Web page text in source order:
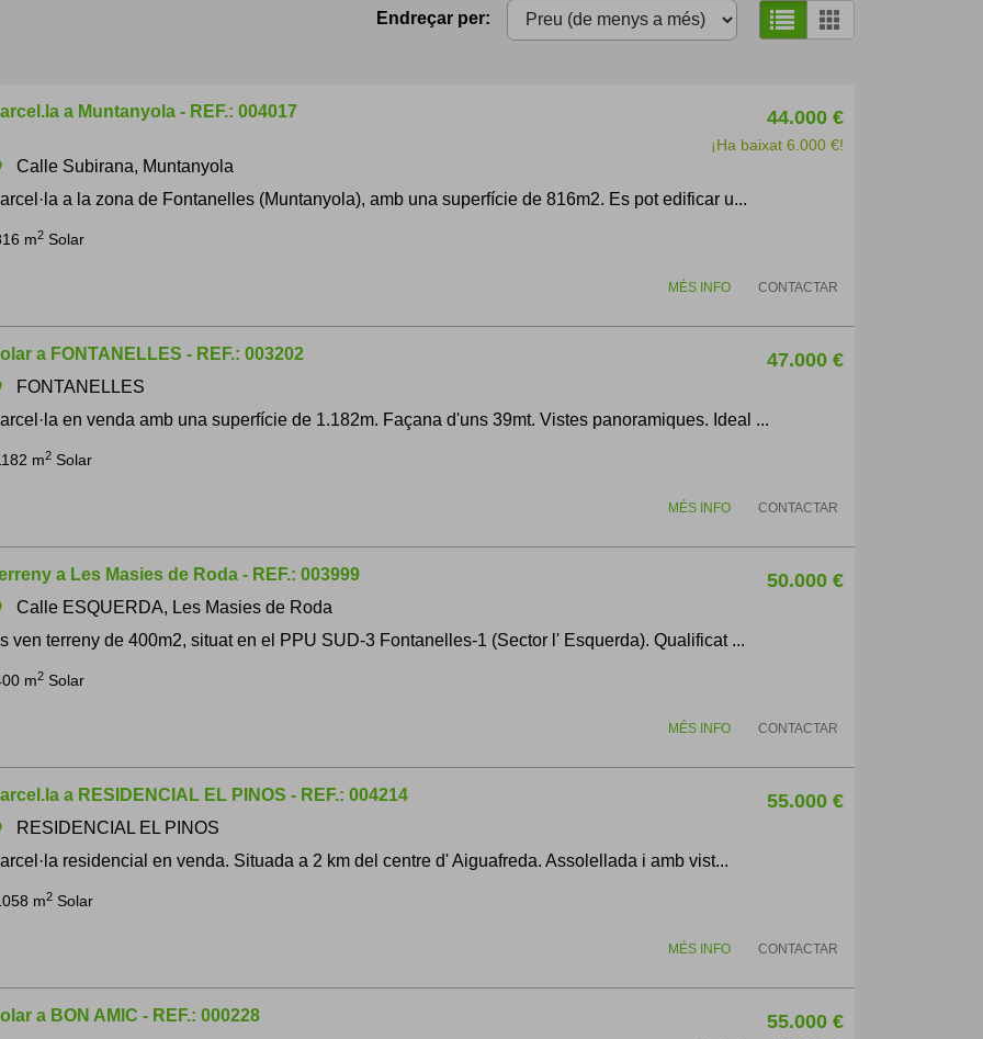
Endreçar per:
a Muntanyola - REF.: 004017 44.000 €
¡Ha baixat 6.000 €!
Calle Subirana, Muntanyola
a la zona de Fontanelles (Muntanyola), amb una superfície de 816m2. Es pot edificar u...
m2 Solar
CONTACTAR
MÉS INFO
a FONTANELLES - REF.: 003202 47.000 €
FONTANELLES
en venda amb una superfície de 1.182m. Façana d'uns 39mt. Vistes panoramiques. Ideal ...
m2 Solar
CONTACTAR
MÉS INFO
a Les Masies de Roda - REF.: 003999 50.000 €
Calle ESQUERDA, Les Masies de Roda
ven terreny de 400m2, situat en el PPU SUD-3 Fontanelles-1 (Sector l' Esquerda). Qualificat ...
m2 Solar
CONTACTAR
MÉS INFO
a RESIDENCIAL EL PINOS - REF.: 004214 55.000 €
RESIDENCIAL EL PINOS
residencial en venda. Situada a 2 km del centre d' Aiguafreda. Assolellada i amb vist...
m2 Solar
CONTACTAR
MÉS INFO
a BON AMIC - REF.: 000228 55.000 €